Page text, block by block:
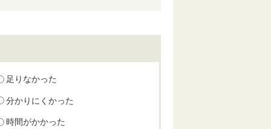
足りなかった
分かりにくかった
時間がかかった